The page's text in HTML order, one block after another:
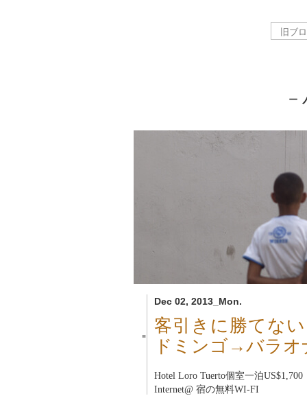
Dec 02, 2013_Mon.
■
客引きに勝てな
ドミンゴ→バラオ
Hotel Loro Tuerto個室一泊US$1,700
Internet@ 宿の無料WI-FI